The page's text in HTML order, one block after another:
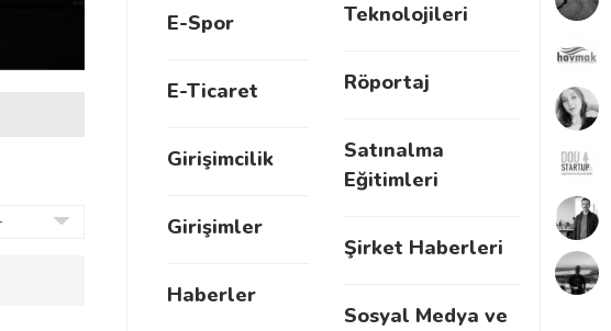
E-Spor
E-Ticaret
Girişimcilik
Girişimler
Haberler
Teknolojileri
Röportaj
Satınalma
Eğitimleri
Şirket Haberleri
Sosyal Medya ve